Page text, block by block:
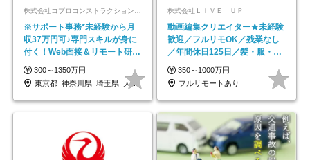
※サポート事務*未経験から月
収37万円可♪専門スキルが身に
付く！Web面接＆リモート研修
も充実♪/a
300～1350万円
東京都_神奈川県_埼玉県_大阪府_愛知県…
株式会社ＬＩＶＥ ＵＰ
動画編集クリエイター★未経験
歓迎／フルリモOK／残業なし
／年間休日125日／髪・服・ネ
イル自由／研修充実で安心
350～1000万円
フルリモートあり